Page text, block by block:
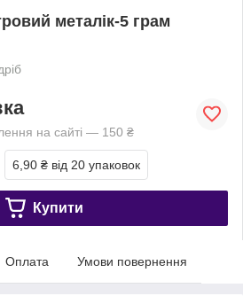
металік-5 грам
на сайті — 150 ₴
6,90 ₴ від 20 упаковок
Купити
Оплата Умови повернення